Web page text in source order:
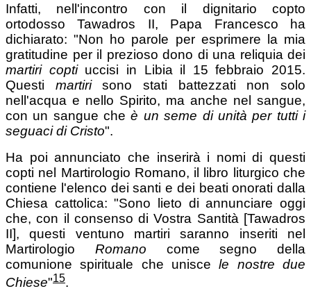
Infatti, nell'incontro con il dignitario copto
ortodosso Tawadros II, Papa Francesco ha
dichiarato: "Non ho parole per esprimere la mia
gratitudine per il prezioso dono di una reliquia dei
martiri copti uccisi in Libia il 15 febbraio 2015.
Questi martirisono stati battezzati non solo
nell'acqua e nello Spirito, ma anche nel sangue,
con un sangue cheè un seme di unità per tutti i
seguaci di Cristo".
Ha poi annunciato che inserirà i nomi di questi
copti nel Martirologio Romano, il libro liturgico che
contiene l'elenco dei santi e dei beati onorati dalla
Chiesa cattolica: "Sono lieto di annunciare oggi
che, con il consenso di Vostra Santità [Tawadros
II], questi ventuno martiri saranno inseriti nel
Martirologio Romano come segno della
comunione spirituale che uniscele nostre due
Chiese"15.